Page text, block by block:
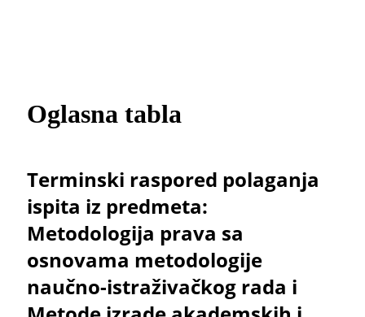
Oglasna tabla
Terminski raspored polaganja
ispita iz predmeta:
Metodologija prava sa
osnovama metodologije
naučno-istraživačkog rada i